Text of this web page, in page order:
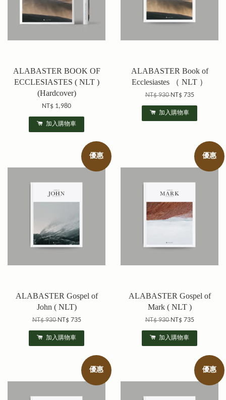
ALABASTER BOOK OF
ECCLESIASTES ( NLT )
(Hardcover)
NT$ 1,980
加入購物車
ALABASTER Book of
Ecclesiastes （ NLT ）
NT$ 930NT$ 735
加入購物車
優惠
ALABASTER Gospel of
John ( NLT)
NT$ 930NT$ 735
加入購物車
優惠
ALABASTER Gospel of
Mark ( NLT )
NT$ 930NT$ 735
加入購物車
優惠 優惠